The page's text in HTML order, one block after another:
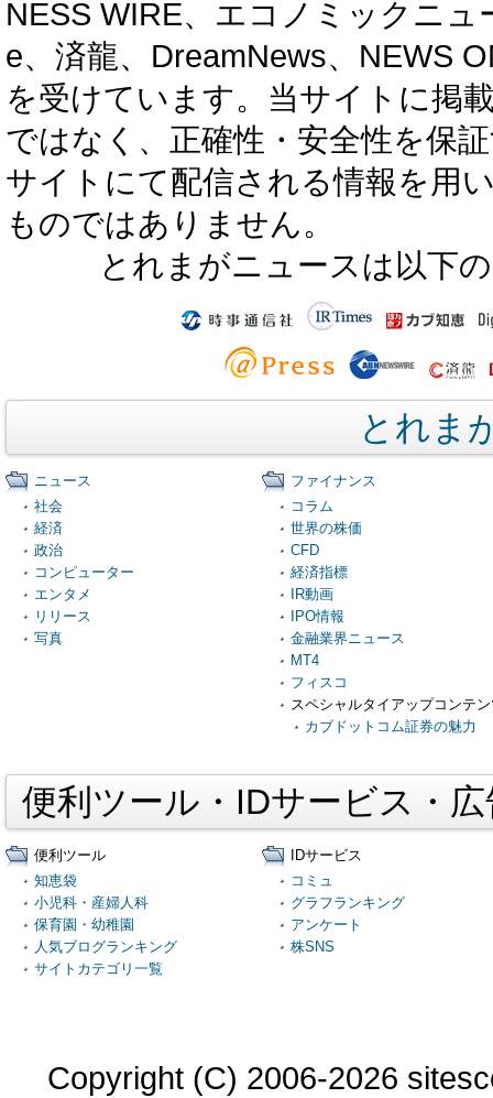
NESS WIRE、エコノミックニ
e、済龍、DreamNews、NEWS
を受けています。当サイトに掲
ではなく、正確性・安全性を保
サイトにて配信される情報を用
ものではありません。
とれまがニュースは以下
とれま
ニュース
社会
経済
政治
コンピューター
エンタメ
リリース
写真
ファイナンス
コラム
世界の株価
CFD
経済指標
IR動画
IPO情報
金融業界ニュース
MT4
フィスコ
スペシャルタイアップコンテ
カブドットコム証券の魅力
便利ツール・IDサービス・
便利ツール
知恵袋
小児科・産婦人科
保育園・幼稚園
人気ブログランキング
サイトカテゴリ一覧
IDサービス
コミュ
グラフランキング
アンケート
株SNS
Copyright (C) 2006-2026